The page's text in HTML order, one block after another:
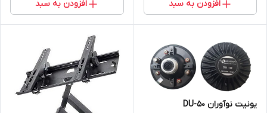
افزودن به سبد افزودن به سبد
یونیت نوآوران DU-50